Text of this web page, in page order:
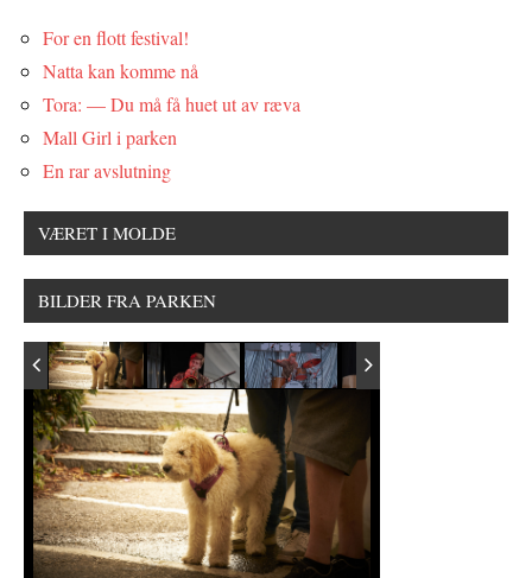
For en flott festival!
Natta kan komme nå
Tora: — Du må få huet ut av ræva
Mall Girl i parken
En rar avslutning
VÆRET I MOLDE
BILDER FRA PARKEN